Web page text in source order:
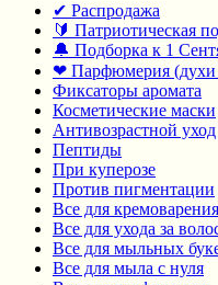
✔ Распродажа
🔰 Патриотическая
🔔 Подборка к 1
❤ Парфюмерия
Фиксаторы аромата
Косметические маски
Антивозрастной уход
Пептиды
При куперозе
Против пигментации
Все для кремоварения
Все для ухода за
Все для мыльных
Все для мыла с нуля